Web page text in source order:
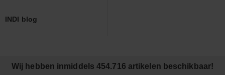
INDI blog
Wij hebben inmiddels 454.716 artikelen beschikbaar!